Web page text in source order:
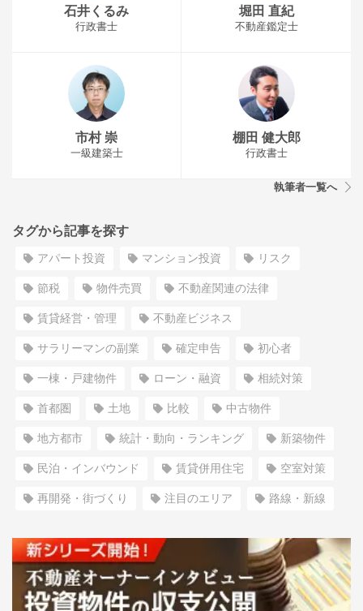
石井くるみ
行政書士
堀田 直紀
不動産鑑定士
市村 崇
一級建築士
棚田 健大郎
行政書士
執筆者一覧へ
タグから記事を探す
アパート投資 マンション投資 リスク
節税 物件売買 不動産関連の法律
賃貸経営・管理 不動産ビジネス
サラリーマンの副業 確定申告 初心者
一棟・戸建物件 ローン・融資 相続対策
首都圏 土地 比較 中古物件
地方都市 統計・動向・ランキング 新築物件
民泊・インバウンド 賃貸併用住宅 空室対策
再開発・街づくり 注目のエリア 路線・新線